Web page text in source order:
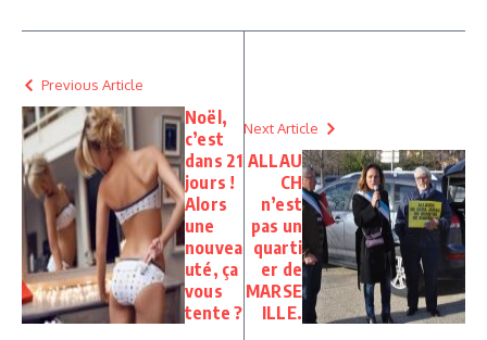
Previous Article
Noël,
c’est
dans 21
jours !
Alors
une
nouvea
uté, ça
vous
tente ?
Next Article
ALLAU
CH
n’est
pas un
quarti
er de
MARSE
ILLE.